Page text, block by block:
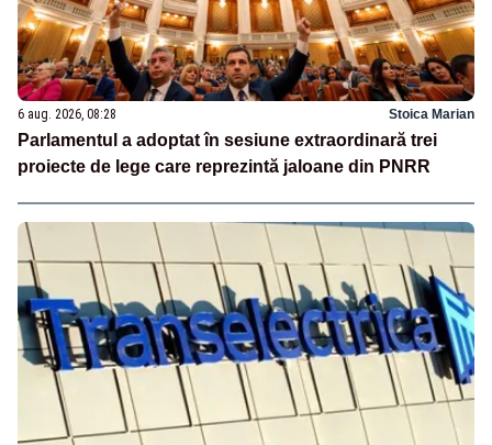
6 aug. 2026, 08:28 Stoica Marian
Parlamentul a adoptat în sesiune extraordinară trei
proiecte de lege care reprezintă jaloane din PNRR